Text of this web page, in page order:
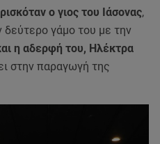
ο γιος του Ιάσονας,
δεύτερο γάμο του με την
η αδερφή του, Ηλέκτρα
στην παραγωγή της